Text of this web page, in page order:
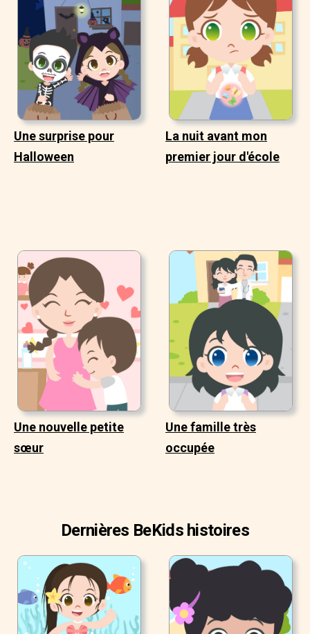
Une surprise pour
Halloween
La nuit avant mon
premier jour d'école
Une nouvelle petite
sœur
Une famille très
occupée
Dernières BeKids histoires